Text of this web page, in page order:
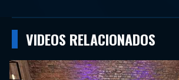
VIDEOS RELACIONADOS